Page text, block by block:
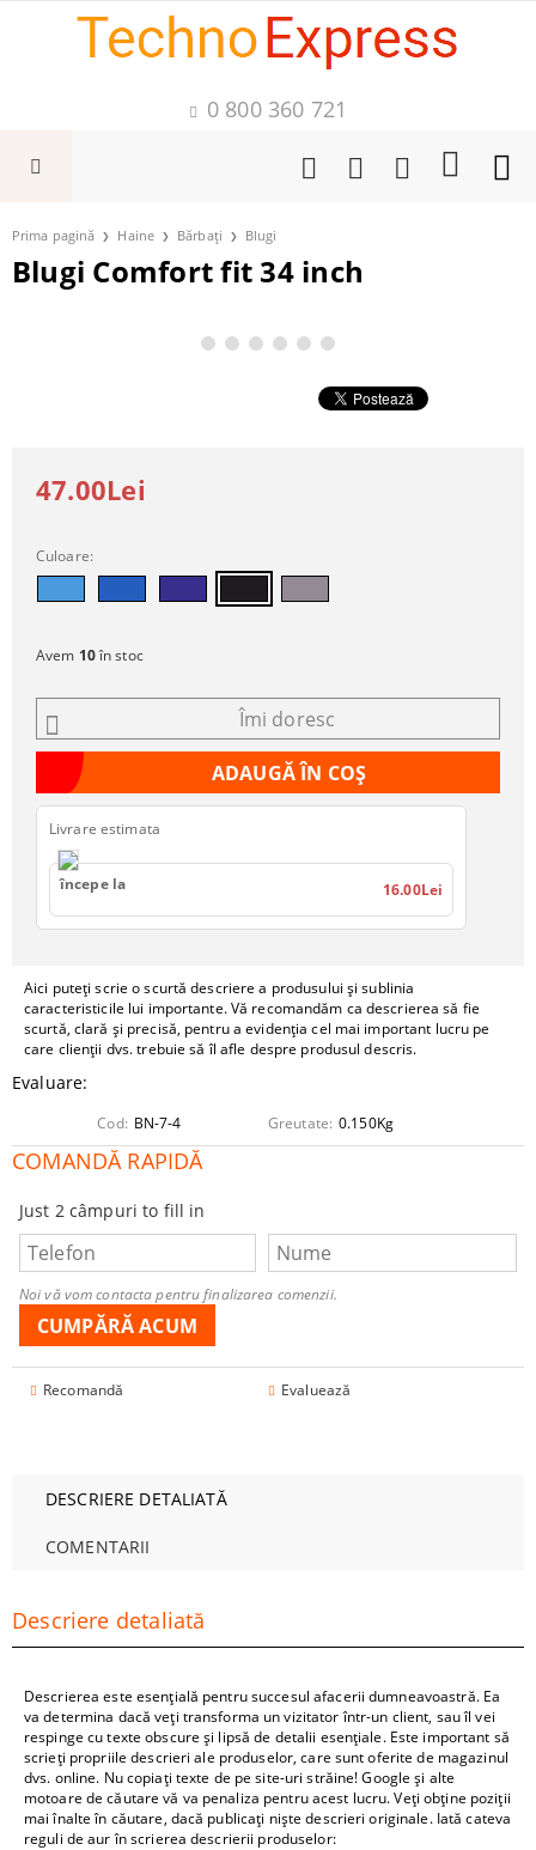
0 800 360 721
Prima pagină Haine Bărbați Blugi
Blugi Comfort fit 34 inch
Aici puteți scrie o scurtă descriere a produsului și sublinia
caracteristicile lui importante. Vă recomandăm ca descrierea să fie
scurtă, clară și precisă, pentru a evidenția cel mai important lucru pe
care clienții dvs. trebuie să îl afle despre produsul descris.
Evaluare:
Cod: BN-7-4 Greutate: 0.150Kg
COMANDĂ RAPIDĂ
Just 2 câmpuri to fill in
Noi vă vom contacta pentru finalizarea comenzii.
Recomandă Evaluează
47.00Lei
Culoare:
Avem 10în stoc
Îmi doresc
Livrare estimata
începe la 16.00Lei
DESCRIERE DETALIATĂ
COMENTARII
Descriere detaliată
Descrierea este esențială pentru succesul afacerii dumneavoastră. Ea
va determina dacă veți transforma un vizitator într-un client, sau îl vei
respinge cu texte obscure și lipsă de detalii esențiale. Este important să
scrieți propriile descrieri ale produselor, care sunt oferite de magazinul
dvs. online. Nu copiați texte de pe site-uri străine! Google și alte
motoare de căutare vă va penaliza pentru acest lucru. Veți obține poziții
mai înalte în căutare, dacă publicați niște descrieri originale. Iată cateva
reguli de aur în scrierea descrierii produselor: